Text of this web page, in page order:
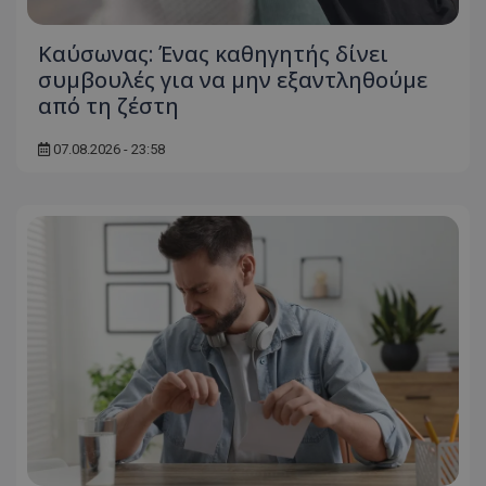
Kαύσωνας: Ένας καθηγητής δίνει
συμβουλές για να μην εξαντληθούμε
από τη ζέστη
07.08.2026 - 23:58
ASP.NET_SessionId
Microsoft Corporation
VISITOR_PRIVACY_METADATA
YouTube
.youtube.com